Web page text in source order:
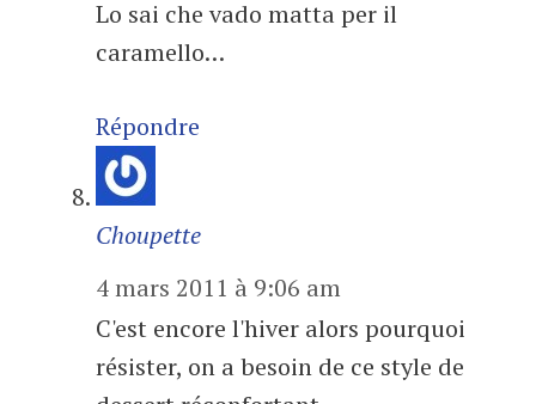
Lo sai che vado matta per il
caramello…
Répondre
Choupette
4 mars 2011 à 9:06 am
C'est encore l'hiver alors pourquoi
résister, on a besoin de ce style de